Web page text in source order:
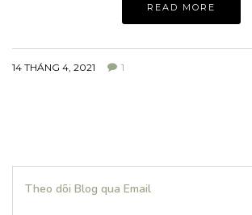
READ MORE
14 THÁNG 4, 2021 1
Theo dõi Blog qua Email